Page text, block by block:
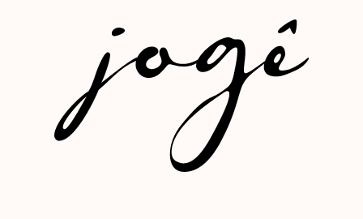
OBSERVAÇÕES GERAIS
Informamos que as condições comerciais dos
pedidos realizados durantes ações promocionais,
não serão mantidas em caso de troca ou
devolução, isto é, nestes casos será estornado
como crédito em loja online exatamente o valor
do pedido pago durante a transação.